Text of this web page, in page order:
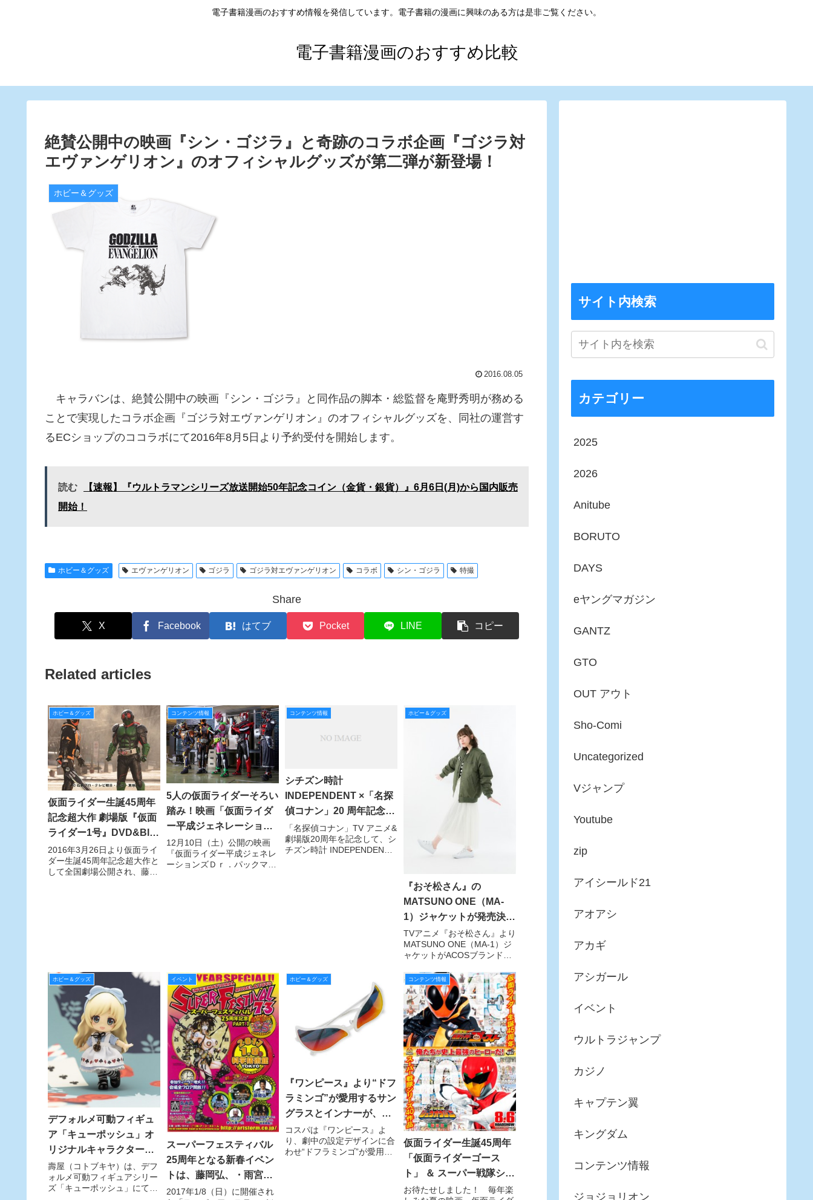
電子書籍漫画のおすすめ情報を発信しています。電子書籍の漫画に興味のある方は是非ご覧ください。
電子書籍漫画のおすすめ比較
絶賛公開中の映画『シン・ゴジラ』と奇跡のコラボ企画『ゴジラ対
エヴァンゲリオン』のオフィシャルグッズが第二弾が新登場！
ホビー＆グッズ
2016.08.05
キャラバンは、絶賛公開中の映画『シン・ゴジラ』と同作品の脚本・総監督を庵野秀明が務める
ことで実現したコラボ企画『ゴジラ対エヴァンゲリオン』のオフィシャルグッズを、同社の運営す
るECショップのココラボにて2016年8月5日より予約受付を開始します。
読む
【速報】『ウルトラマンシリーズ放送開始50年記念コイン（金貨・銀貨）』6月6日(月)から国内販売
開始！
ホビー＆グッズ エヴァンゲリオン ゴジラ ゴジラ対エヴァンゲリオン コラボ シン・ゴジラ 特撮
Share
X Facebook はてブ Pocket LINE コピー
Related articles
ホビー＆グッズ
仮面ライダー生誕45周年
記念超大作 劇場版『仮面
ライダー1号』DVD&Blu-
rayが8月3日（水）に発売
決定！
2016年3月26日より仮面ライ
ダー生誕45周年記念超大作と
して全国劇場公開され、藤岡
コンテンツ情報
5人の仮面ライダーそろい
踏み！映画「仮面ライダ
ー平成ジェネレーション
ズ Ｄｒ．パックマン対エ
グゼイド＆ゴーストwith
レジェンドライダー」の
12月10日（土）公開の映画
『仮面ライダー平成ジェネレ
ーションズＤｒ．パックマン
コンテンツ情報
シチズン時計
INDEPENDENT ×「名探
偵コナン」20 周年記念オ
フィシャルコラボウォッ
チ!!
「名探偵コナン」TV アニメ&
劇場版20周年を記念して、シ
チズン時計 INDEPENDENT
ホビー＆グッズ
『おそ松さん』の
MATSUNO ONE（MA-
1）ジャケットが発売決
定！
TVアニメ『おそ松さん』より
MATSUNO ONE（MA-1）ジ
ャケットがACOSブランドか
アニメイト各店にて発売予
定。
ホビー＆グッズ
デフォルメ可動フィギュ
ア「キューポッシュ」オ
リジナルキャラクター第
4 弾！ 隠しきれない好奇
心を持つ小さな淑女「ア
リス-Alice-」登場
壽屋（コトブキヤ）は、デフ
ォルメ可動フィギュアシリー
ズ「キューポッシュ」にて、
イベント
スーパーフェスティバル
25周年となる新春イベン
トは、藤岡弘、・雨宮慶
太監督・中村優一＆井口
2017年1/8（日）に開催され
ホビー＆グッズ
『ワンピース』より“ドフ
ラミンゴ”が愛用するサン
グラスとインナーが、劇
中の設定デザインに合わ
せコスパより発売決定。
コスパは『ワンピース』よ
り、劇中の設定デザインに合
わせ“ドフラミンゴ”が愛用す
コンテンツ情報
仮面ライダー生誕45周年
「仮面ライダーゴース
ト」 ＆ スーパー戦隊シリ
ーズ40作品 「動物戦隊ジ
お待たせしました！ 毎年楽
サイト内検索
カテゴリー
2025
2026
Anitube
BORUTO
DAYS
eヤングマガジン
GANTZ
GTO
OUT アウト
Sho-Comi
Uncategorized
Vジャンプ
Youtube
zip
アイシールド21
アオアシ
アカギ
アシガール
イベント
ウルトラジャンプ
カジノ
キャプテン翼
キングダム
コンテンツ情報
ジョジョリオン